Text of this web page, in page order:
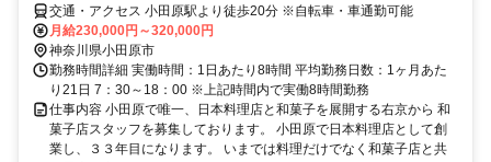
交通・アクセス 小田原駅より徒歩20分 ※自転車・車通勤可能
月給230,000円～320,000円
神奈川県小田原市
勤務時間詳細 実働時間：1日あたり8時間 平均勤務日数：1ヶ月あた
り21日 7：30～18：00 ※上記時間内で実働8時間勤務
仕事内容 小田原で唯一、日本料理店と和菓子を展開する右京から 和
菓子店スタッフを募集しております。 小田原で日本料理店として創
業し、３３年目になります。 いまでは料理だけでなく和菓子店と共